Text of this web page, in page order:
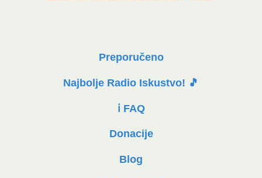
Preporučeno
Najbolje Radio Iskustvo! 🎵
ℹ️ FAQ
Donacije
Blog